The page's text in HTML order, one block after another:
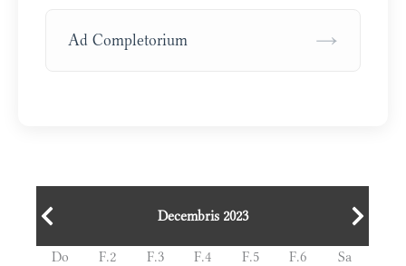
Ad Completorium →
Decembris 2023
Do F.2 F.3 F.4 F.5 F.6
Sa